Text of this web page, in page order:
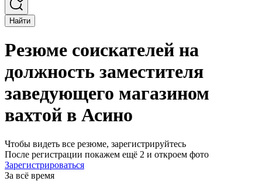
Найти
Резюме соискателей на
должность заместителя
заведующего магазином
вахтой в Асино
Чтобы видеть все резюме, зарегистрируйтесь
После регистрации покажем ещё 2 и откроем фото
Зарегистрироваться
За всё время